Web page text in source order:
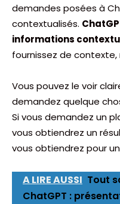
demandes posées à
contextualisés.
informations
fournissez de
Vous pouvez le voir
demandez quelque
Si vous demandez un
vous obtiendrez un
vous obtiendrez pour
A LIRE AUSSI Tout
ChatGPT :